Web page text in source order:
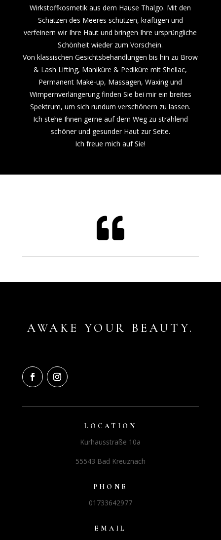
Wirkstoffkosmetik aus dem Hause Thalgo. Mit den
Schätzen des Meeres schützen, kräftigen und
verfeinern wir Ihre Haut und bringen Ihre ursprüngliche
Schönheit wieder zum Vorschein.
Von klassischen Gesichtsbehandlungen bis hin zu Brow
& Lash Lifting, Maniküre & Pediküre mit Shellac,
Permanent Make-up, Massagen, Waxing und
Wimpernverlängerung finden Sie bei mir ein breites
Spektrum, um sich rundum verschönern zu lassen.
Ich stehe Ihnen gerne auf dem Weg zu strahlend
schöner und gesunder Haut zur Seite.
Ich freue mich auf Sie!

AWAKE YOUR BEAUTY.
LOCATION
Kurhausstraße 10a
55543 Bad Kreuznach
PHONE
01733642977
EMAIL